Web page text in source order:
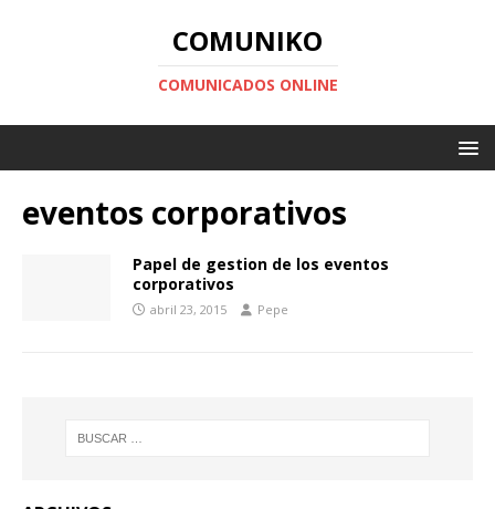
COMUNIKO
COMUNICADOS ONLINE
eventos corporativos
Papel de gestion de los eventos
corporativos
abril 23, 2015 Pepe